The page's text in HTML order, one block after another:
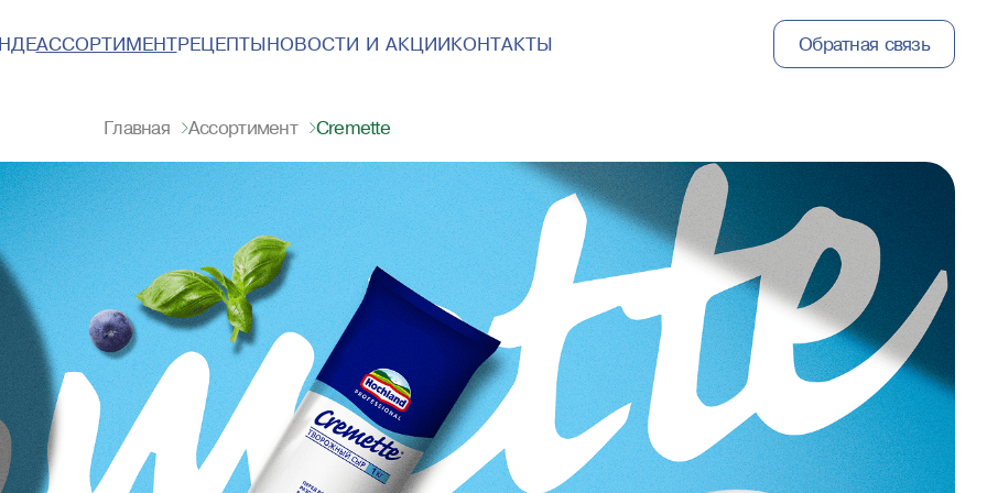
АССОРТИМЕНТРЕЦЕПТЫНОВОСТИ И АКЦИИКОНТАКТЫ Обратная связь
Главная Ассортимент Cremette